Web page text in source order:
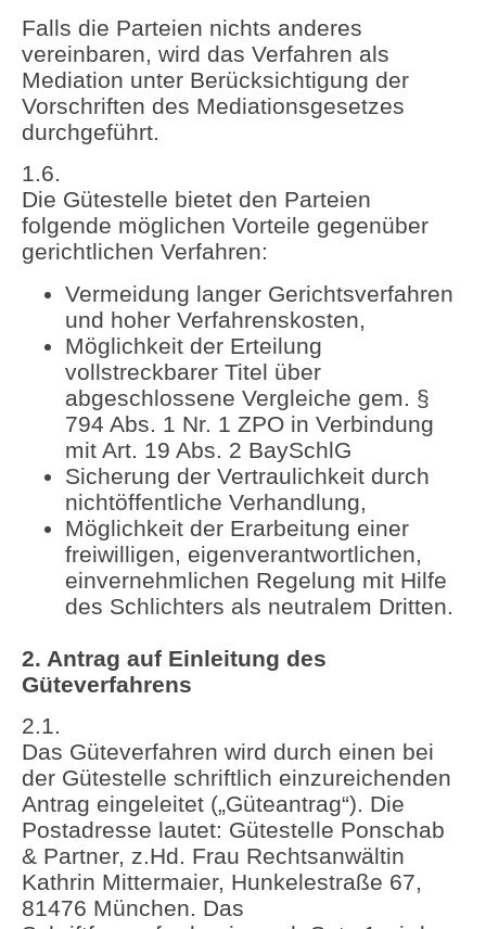
Falls die Parteien nichts anderes
vereinbaren, wird das Verfahren als
Mediation unter Berücksichtigung der
Vorschriften des Mediationsgesetzes
durchgeführt.
1.6.
Die Gütestelle bietet den Parteien
folgende möglichen Vorteile gegenüber
gerichtlichen Verfahren:
Vermeidung langer Gerichtsverfahren
und hoher Verfahrenskosten,
Möglichkeit der Erteilung
vollstreckbarer Titel über
abgeschlossene Vergleiche gem. §
794 Abs. 1 Nr. 1 ZPO in Verbindung
mit Art. 19 Abs. 2 BaySchlG
Sicherung der Vertraulichkeit durch
nichtöffentliche Verhandlung,
Möglichkeit der Erarbeitung einer
freiwilligen, eigenverantwortlichen,
einvernehmlichen Regelung mit Hilfe
des Schlichters als neutralem Dritten.
2. Antrag auf Einleitung des
Güteverfahrens
2.1.
Das Güteverfahren wird durch einen bei
der Gütestelle schriftlich einzureichenden
Antrag eingeleitet („Güteantrag“). Die
Postadresse lautet: Gütestelle Ponschab
& Partner, z.Hd. Frau Rechtsanwältin
Kathrin Mittermaier, Hunkelestraße 67,
81476 München. Das